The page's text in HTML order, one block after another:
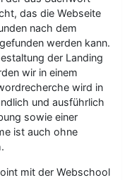
das die Webseite
nach dem
werden kann.
der Landing
wir in einem
wird in
und ausführlich
sowie einer
ist auch ohne
mit der Webschool